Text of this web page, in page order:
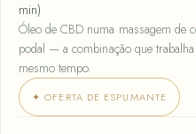
min)
Óleo de CBD numa massagem de
podal — a combinação que
mesmo tempo.
✦ OFERTA DE ESPUMANTE